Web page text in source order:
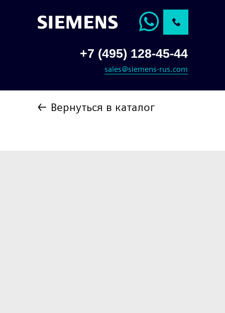
+7 (495) 128-45-44
sales@siemens-rus.com
← Вернуться в каталог